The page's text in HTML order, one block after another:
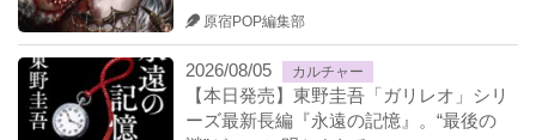
原宿POP編集部
2026/08/05 カルチャー
【本日発売】東野圭吾「ガリレオ」シリ
ーズ最新長編『永遠の記憶』。“最後の